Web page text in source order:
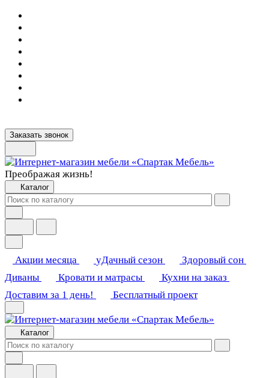
Заказать звонок
Преображая жизнь!
Каталог
Акции месяца уДачный сезон
Здоровый сон
Диваны
Кровати и матрасы
Кухни на заказ
Доставим за 1 день!
Бесплатный проект
Каталог